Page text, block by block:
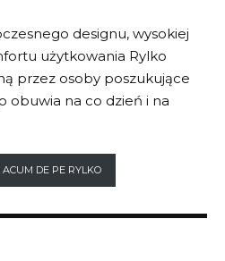
designu, wysokiej
użytkowania Rylko
przez osoby poszukujące
obuwia na co dzień i na
DE PE RYLKO